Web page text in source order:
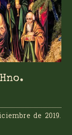
de 2019.